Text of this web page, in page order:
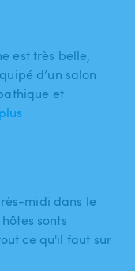
est très belle,
d’un salon
et
midi dans le
sonts
ce qu'il faut sur